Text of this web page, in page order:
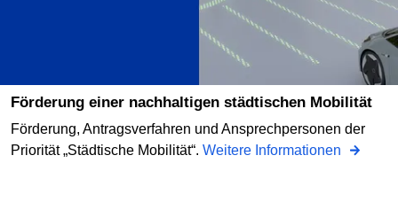
Förderung einer nachhaltigen städtischen Mobilität
Förderung, Antragsverfahren und Ansprechpersonen der
Priorität „Städtische Mobilität“. Weitere Informationen